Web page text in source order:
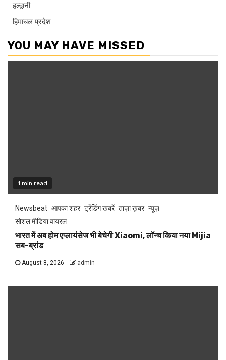
हल्द्वानी
हिमाचल प्रदेश
YOU MAY HAVE MISSED
1 min read
Newsbeat आपका शहर ट्रेंडिंग खबरें ताज़ा ख़बर न्यूज़
सोशल मीडिया वायरल
भारत में अब होम एप्लायंसेज भी बेचेगी Xiaomi, लॉन्च किया नया Mijia
सब-ब्रांड
August 8, 2026 admin